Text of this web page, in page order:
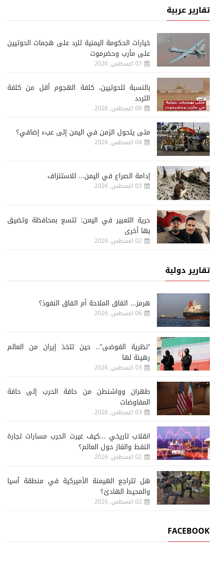
تقارير عربية
خيارات الحكومة اليمنية للرد على هجمات الحوثيين
على مأرب وحضرموت
07 اغسطس, 2026
‏بالنسبة للحوثيين، كلفة الهجوم أقل من كلفة
التردد
06 اغسطس, 2026
متى يتحول الزمن في اليمن إلى عبء إضافي؟
04 اغسطس, 2026
إدامة الصراع في اليمن... للاستنزاف
03 اغسطس, 2026
حرية التعبير في اليمن: تتسع بمحافظة وتضيق
بها أخرى
02 اغسطس, 2026
تقارير دولية
هرمز... اتفاق الملاحة أم اتفاق النفوذ؟
06 اغسطس, 2026
“نظرية الفوضى”.. حين تتخذ إيران من العالم
رهينة لها
03 اغسطس, 2026
طهران وواشنطن من حافة الحرب إلى حافة
المفاوضات
03 اغسطس, 2026
انقلاب تاريخي ...كيف غيرت الحرب مسارات تجارة
النفط والغاز حول العالم؟
02 اغسطس, 2026
هل تتراجع الهيمنة الأميركية في منطقة آسيا
والمحيط الهادئ؟
02 اغسطس, 2026
FACEBOOK